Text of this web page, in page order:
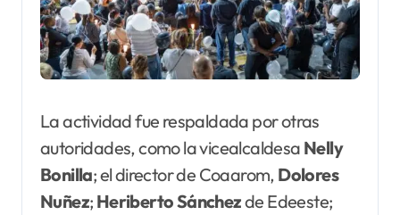
La actividad fue respaldada por otras
autoridades, como la vicealcaldesa Nelly
Bonilla; el director de Coaarom, Dolores
Nuñez; Heriberto Sánchezde Edeeste;